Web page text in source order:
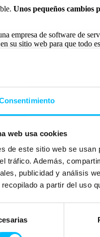
web usa cookies
de este sitio web se
tráfico. Además,
publicidad y análisis
recopilado a partir del uso
Unos pequeños cambios
empresa de software de
su sitio web para que todo
de rebote a un -10 %, las
El objetivo final de
al final, te puede hacer
tus ingresos. Segundo,
a tomar medidas para
hechos, no en opciones
.
una y otra vez con lo que